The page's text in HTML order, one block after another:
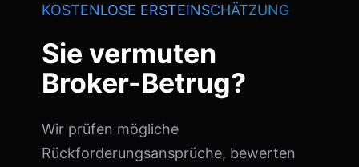
KOSTENLOSE ERSTEINSCHÄTZUNG
Sie vermuten
Broker-Betrug?
Wir prüfen mögliche
Rückforderungsansprüche, bewerten